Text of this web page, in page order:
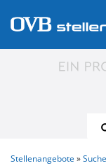
Stellenangebote